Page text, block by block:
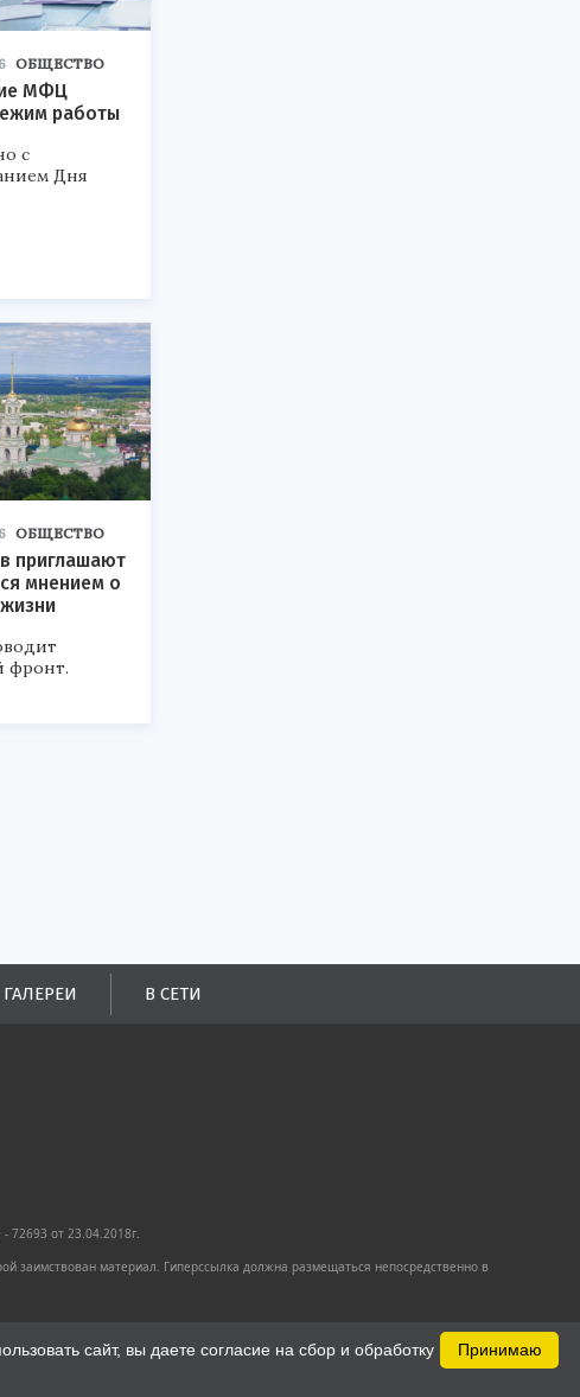
ОБЩЕСТВО
МФЦ
работы
с
Дня
ОБЩЕСТВО
приглашают
мнением о
фронт.
ГАЛЕРЕИ В СЕТИ
72693 от 23.04.2018г.
заимствован материал. Гиперссылка должна размещаться непосредственно в
Принимаю
сайт, вы даете согласие на сбор и обработку